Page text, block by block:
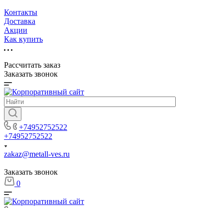
Контакты
Доставка
Акции
Как купить
Рассчитать заказ
Заказать звонок
+74952752522
+74952752522
zakaz@metall-ves.ru
Заказать звонок
0